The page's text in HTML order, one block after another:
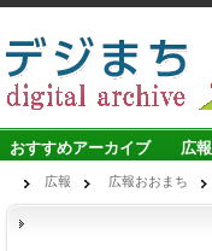
おすすめアーカイブ 広報
広報 広報おおまち